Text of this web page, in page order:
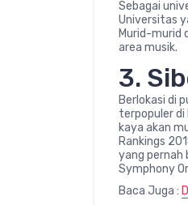
Sebagai
Universitas
Murid-murid
area musik.
3.
Berlokasi di
terpopuler di
kaya akan
Rankings
yang pernah
Symphony
Baca Juga :